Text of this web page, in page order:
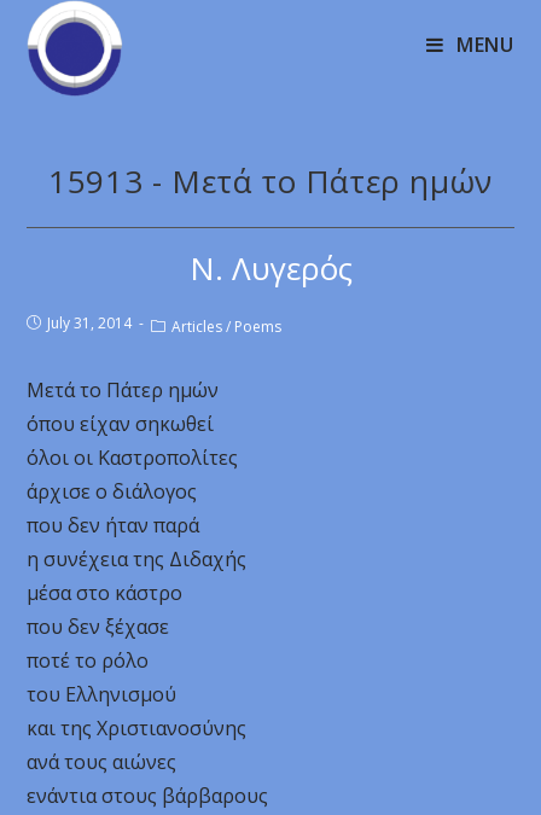
MENU
15913 - Μετά το Πάτερ ημών
Ν. Λυγερός
July 31, 2014 Articles / Poems
Μετά το Πάτερ ημών
όπου είχαν σηκωθεί
όλοι οι Καστροπολίτες
άρχισε ο διάλογος
που δεν ήταν παρά
η συνέχεια της Διδαχής
μέσα στο κάστρο
που δεν ξέχασε
ποτέ το ρόλο
του Ελληνισμού
και της Χριστιανοσύνης
ανά τους αιώνες
ενάντια στους βάρβαρους